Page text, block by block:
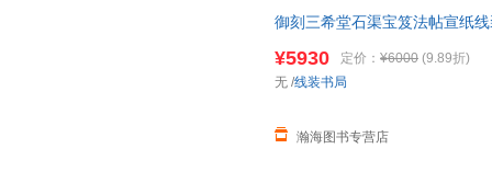
御刻三希堂石渠宝笈法帖宣纸
需帮助请联系客服】
¥5930 定价： ¥6000 (9.89折)
瀚海图书专营店
无 /线装书局